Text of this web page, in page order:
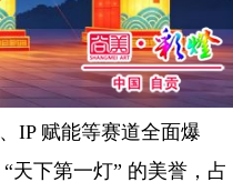
IP 赋能等赛道全面爆
天下第一灯” 的美誉，占